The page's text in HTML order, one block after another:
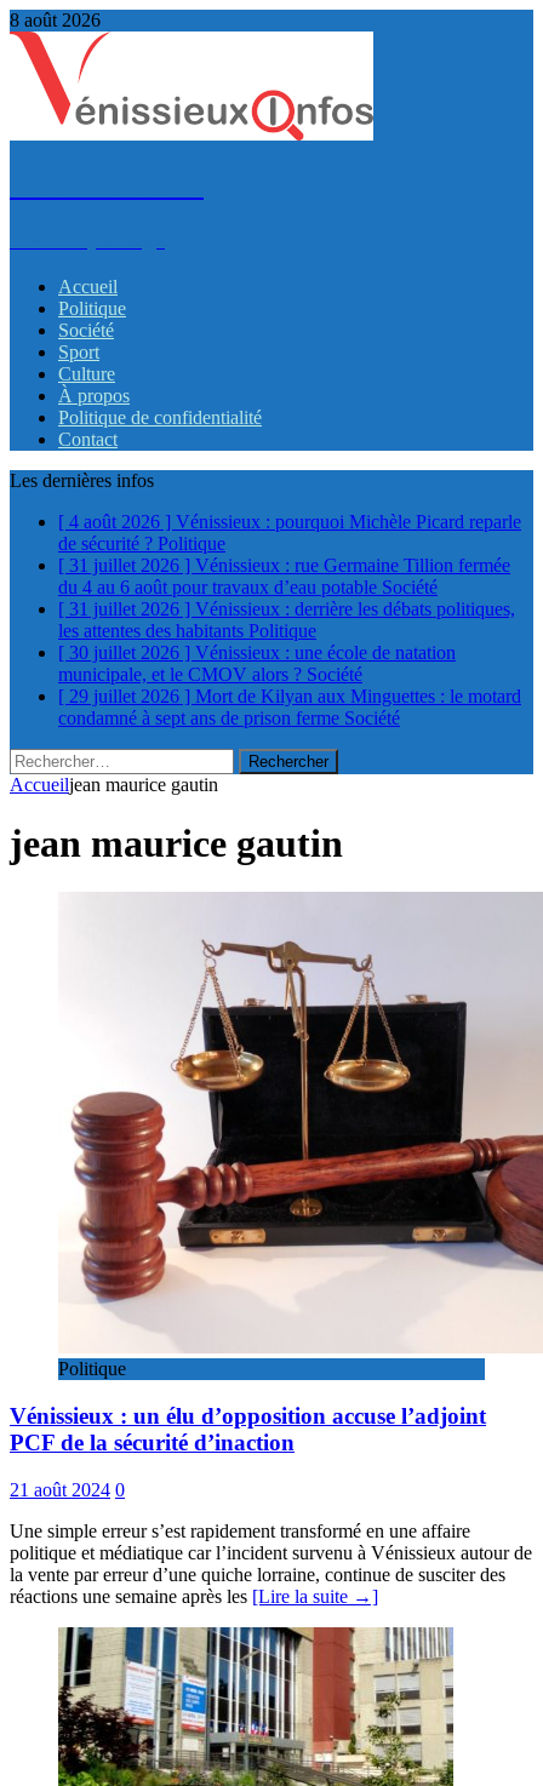
8 août 2026
Accueil
Politique
Société
Sport
Culture
À propos
Politique de confidentialité
Contact
Les dernières infos
[ 4 août 2026 ] Vénissieux : pourquoi Michèle Picard reparle
de sécurité ? Politique
[ 31 juillet 2026 ] Vénissieux : rue Germaine Tillion fermée
du 4 au 6 août pour travaux d’eau potable Société
[ 31 juillet 2026 ] Vénissieux : derrière les débats politiques,
les attentes des habitants Politique
[ 30 juillet 2026 ] Vénissieux : une école de natation
municipale, et le CMOV alors ? Société
[ 29 juillet 2026 ] Mort de Kilyan aux Minguettes : le motard
condamné à sept ans de prison ferme Société
Rechercher :
Accueiljean maurice gautin
jean maurice gautin
Politique
Vénissieux : un élu d’opposition accuse l’adjoint
PCF de la sécurité d’inaction
21 août 2024 0
Une simple erreur s’est rapidement transformé en une affaire
politique et médiatique car l’incident survenu à Vénissieux autour de
la vente par erreur d’une quiche lorraine, continue de susciter des
réactions une semaine après les [Lire la suite →]